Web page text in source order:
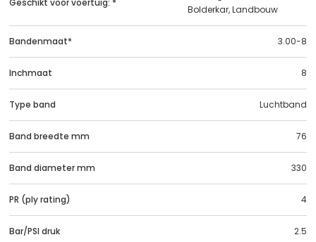
Bolderkar, Landbouw
Bandenmaat* 3.00-8
Inchmaat 8
Type band Luchtband
Band breedte mm 76
Band diameter mm 330
PR (ply rating) 4
Bar/PSI druk 2.5